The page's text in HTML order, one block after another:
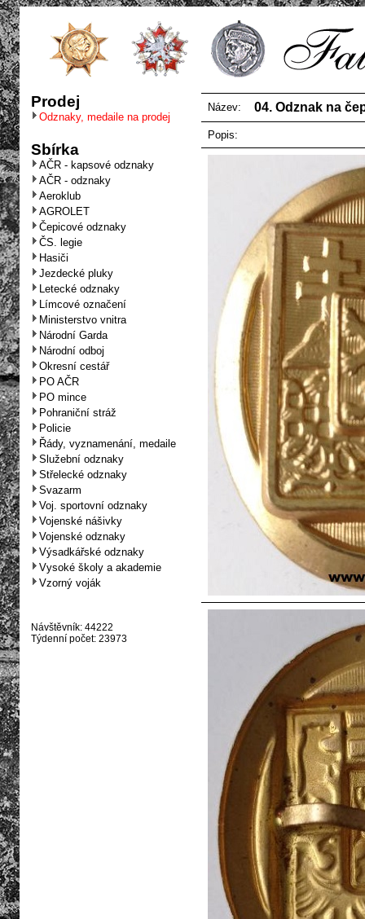
Prodej
Odznaky, medaile na prodej
Sbírka
AČR - kapsové odznaky
AČR - odznaky
Aeroklub
AGROLET
Čepicové odznaky
ČS. legie
Hasiči
Jezdecké pluky
Letecké odznaky
Límcové označení
Ministerstvo vnitra
Národní Garda
Národní odboj
Okresní cestář
PO AČR
PO mince
Pohraniční stráž
Policie
Řády, vyznamenání, medaile
Služební odznaky
Střelecké odznaky
Svazarm
Voj. sportovní odznaky
Vojenské nášivky
Vojenské odznaky
Výsadkářské odznaky
Vysoké školy a akademie
Vzorný voják
Návštěvník: 44222
Týdenní počet: 23973
Název: 04. Odznak na
Popis: